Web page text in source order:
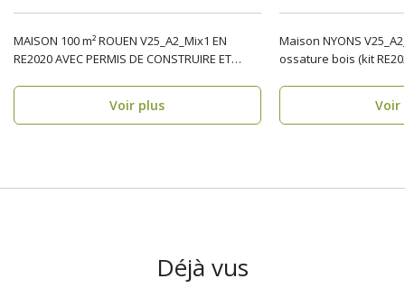
MAISON 100 m² ROUEN V25_A2_Mix1 EN
RE2020 AVEC PERMIS DE CONSTRUIRE ET
Voir plus
Maison NYONS
ossature bois (kit
Voir
Déjà vus